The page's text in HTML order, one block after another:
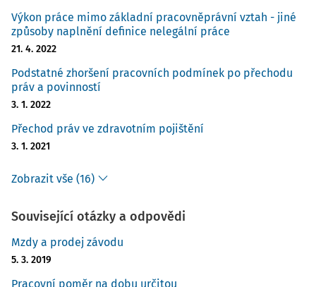
Výkon práce mimo základní pracovněprávní vztah - jiné
způsoby naplnění definice nelegální práce
21. 4. 2022
Podstatné zhoršení pracovních podmínek po přechodu
práv a povinností
3. 1. 2022
Přechod práv ve zdravotním pojištění
3. 1. 2021
Zobrazit vše (16)
Související otázky a odpovědi
Mzdy a prodej závodu
5. 3. 2019
Pracovní poměr na dobu určitou